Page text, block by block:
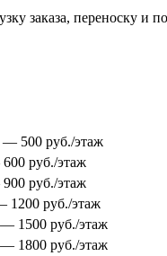
заказа, переноску
— 500 руб./этаж
руб./этаж
руб./этаж
1200 руб./этаж
1500 руб./этаж
1800 руб./этаж